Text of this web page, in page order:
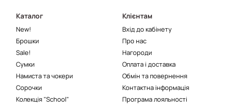
Каталог
New!
Брошки
Sale!
Сумки
Намиста та чокери
Сорочки
Колекція "School"
Клієнтам
Вхід до кабінету
Про нас
Нагороди
Оплата і доставка
Обмін та повернення
Контактна інформація
Програма лояльності